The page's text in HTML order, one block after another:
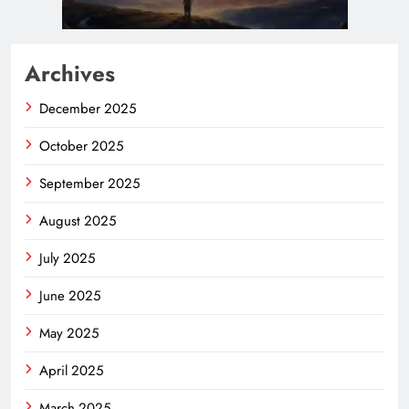
Archives
December 2025
October 2025
September 2025
August 2025
July 2025
June 2025
May 2025
April 2025